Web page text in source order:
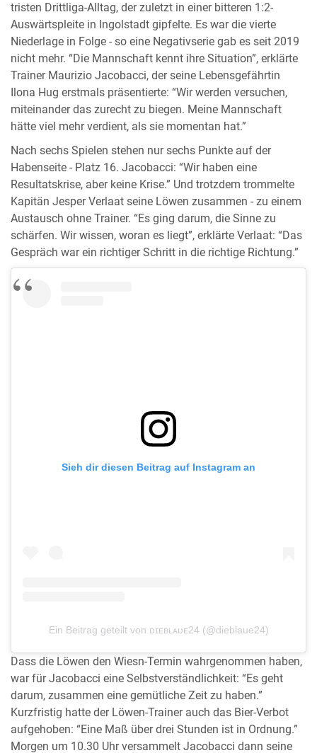
tristen Drittliga-Alltag, der zuletzt in einer bitteren 1:2-
Auswärtspleite in Ingolstadt gipfelte. Es war die vierte
Niederlage in Folge - so eine Negativserie gab es seit 2019
nicht mehr. “Die Mannschaft kennt ihre Situation”, erklärte
Trainer Maurizio Jacobacci, der seine Lebensgefährtin
Ilona Hug erstmals präsentierte: “Wir werden versuchen,
miteinander das zurecht zu biegen. Meine Mannschaft
hätte viel mehr verdient, als sie momentan hat.”
Nach sechs Spielen stehen nur sechs Punkte auf der
Habenseite - Platz 16. Jacobacci: “Wir haben eine
Resultatskrise, aber keine Krise.” Und trotzdem trommelte
Kapitän Jesper Verlaat seine Löwen zusammen - zu einem
Austausch ohne Trainer. “Es ging darum, die Sinne zu
schärfen. Wir wissen, woran es liegt”, erklärte Verlaat: “Das
Gespräch war ein richtiger Schritt in die richtige Richtung.”
Sieh dir diesen Beitrag auf Instagram an
Ein Beitrag geteilt von ᴅɪᴇʙʟᴀᴜᴇ24 (@dieblaue24)
Dass die Löwen den Wiesn-Termin wahrgenommen haben,
war für Jacobacci eine Selbstverständlichkeit: “Es geht
darum, zusammen eine gemütliche Zeit zu haben.”
Kurzfristig hatte der Löwen-Trainer auch das Bier-Verbot
aufgehoben: “Eine Maß über drei Stunden ist in Ordnung.”
Morgen um 10.30 Uhr versammelt Jacobacci dann seine